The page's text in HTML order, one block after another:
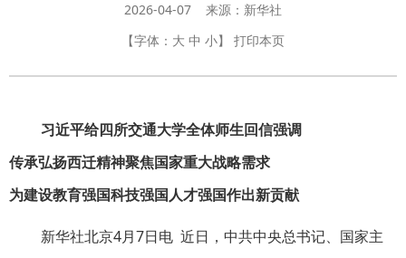
2026-04-07 来源：新华社
【字体： 大 中 小】 打印本页
习近平给四所交通大学全体师生回信强调
传承弘扬西迁精神聚焦国家重大战略需求
为建设教育强国科技强国人才强国作出新贡献
新华社北京4月7日电 近日，中共中央总书记、国家主